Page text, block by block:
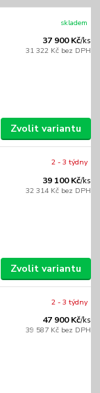
37 900 Kč/ks
31 322 Kč bez DPH
skladem
Zvolit variantu
39 100 Kč/ks
32 314 Kč bez DPH
2 - 3 týdny
Zvolit variantu
47 900 Kč/ks
39 587 Kč bez DPH
2 - 3 týdny